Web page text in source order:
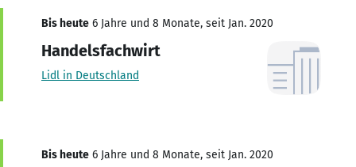
Bis heute 6 Jahre und 8 Monate, seit Jan. 2020
Handelsfachwirt
Lidl in Deutschland
Bis heute 6 Jahre und 8 Monate, seit Jan. 2020